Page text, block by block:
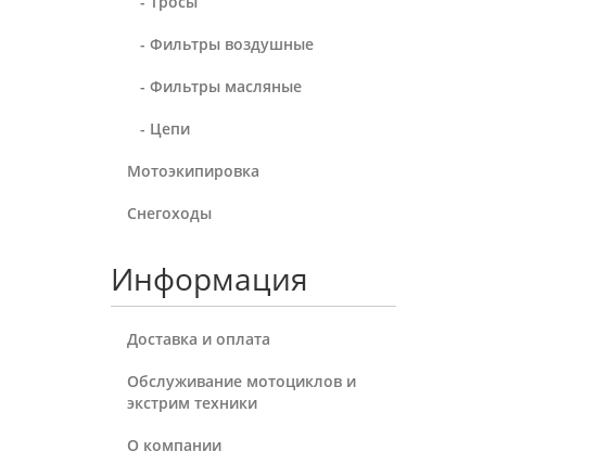
- Фильтры воздушные
- Фильтры масляные
- Цепи
Мотоэкипировка
Снегоходы
Информация
Доставка и оплата
Обслуживание мотоциклов и
экстрим техники
О компании